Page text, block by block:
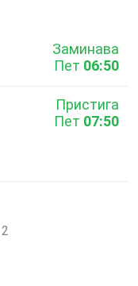
Заминава
Пет 06:50
Пристига
Пет 07:50